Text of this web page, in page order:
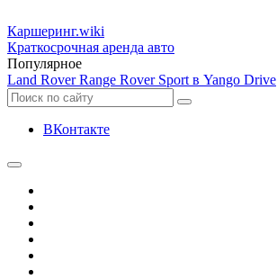
Каршеринг.wiki
Краткосрочная аренда авто
Популярное
Land Rover Range Rover Sport в Yango Drive
ВКонтакте